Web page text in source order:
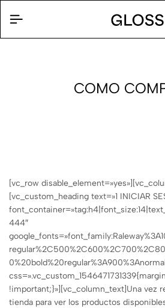
COMO
[vc_row
[vc_custom_heading text=»1 INICIAR
444″
!important;}»][vc_column_text]Una vez
tienda para ver los productos